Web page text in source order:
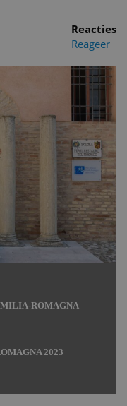
Reacties
Reageer
ROMAGNA
2023